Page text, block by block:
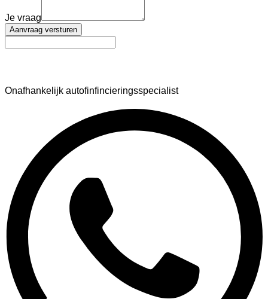
Je vraag
Aanvraag versturen
Onafhankelijk autofinfincieringsspecialist